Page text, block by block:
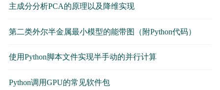
主成分分析PCA的原理以及降维实现
第二类外尔半金属最小模型的能带图（附Python代码）
使用Python脚本文件实现半手动的并行计算
Python调用GPU的常见软件包